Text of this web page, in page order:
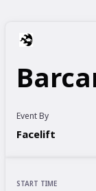
Event By
Facelift
START TIME